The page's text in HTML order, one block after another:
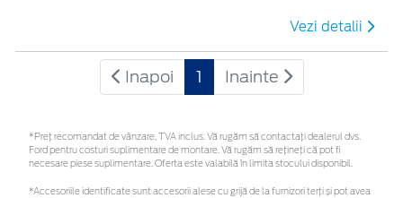
Vezi detalii
Inapoi 1 Inainte
*Preţ recomandat de vânzare, TVA inclus. Vă rugăm să contactaţi dealerul dvs.
Ford pentru costuri suplimentare de montare. Vă rugăm să rețineți că pot fi
necesare piese suplimentare. Oferta este valabilă în limita stocului disponibil.
*Accesoriile identificate sunt accesorii alese cu grijă de la furnizori terți și pot avea